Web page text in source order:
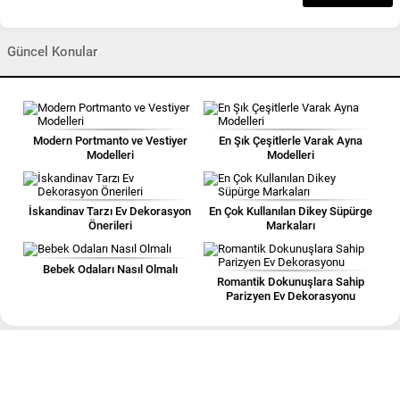
Güncel Konular
Modern Portmanto ve Vestiyer
Modelleri
En Şık Çeşitlerle Varak Ayna
Modelleri
İskandinav Tarzı Ev Dekorasyon
Önerileri
En Çok Kullanılan Dikey Süpürge
Markaları
Bebek Odaları Nasıl Olmalı
Romantik Dokunuşlara Sahip
Parizyen Ev Dekorasyonu